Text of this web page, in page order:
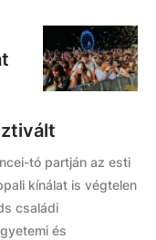
tó partján az esti
kínálat is végtelen
családi
és